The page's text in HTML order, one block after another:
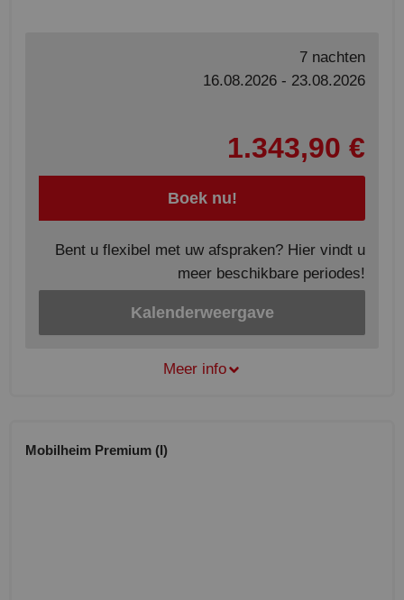
7 nachten
16.08.2026 - 23.08.2026
1.343,90 €
Boek nu!
Bent u flexibel met uw afspraken? Hier vindt u
meer beschikbare periodes!
Kalenderweergave
Meer info
Mobilheim Premium (I)